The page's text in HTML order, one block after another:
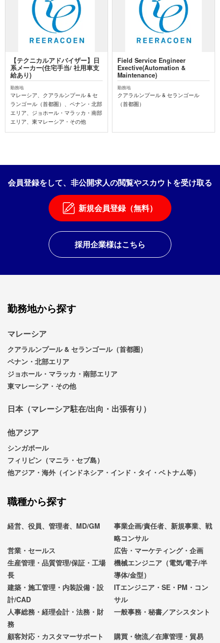
【テクニカルアドバイザー】日
系メーカー(住宅手当/ 社用車支
給あり)
勤務地
マレーシア、クアラルンプール & セ
ランゴール（首都圏）、ペナン・北部
エリア、ジョホール・マラッカ・南部
エリア、東マレーシア・その他
Field Service Engineer
Exective(Automation &
Maintenance)
勤務地
クアラルンプール & セランゴール
（首都圏）
会員登録をして、非公開求人の閲覧やスカウトを受け取る
新規会員登録（無料）
採用企業様はこちら
勤務地から探す
マレーシア
クアラルンプール & セランゴール（首都圏）
ペナン・北部エリア
ジョホール・マラッカ・南部エリア
東マレーシア・その他
日本（マレーシア駐在/出向・出張有り）
他アジア
シンガポール
フィリピン（マニラ・セブ島）
他アジア・海外（インドネシア・インド・タイ・ベトナム等）
職種から探す
経営、役員、管理者、MD/GM
事業企画/責任者、新規事業、戦
略コンサル
営業・セールス
広告・マーケティング・企画
生産管理・品質管理/保証・工場
長
機械エンジニア（電気/電子/半
導体/金型）
建築・施工管理・内装設備・設
計/CAD
ITエンジニア・SE・PM・コン
サル
人事総務・経理会計・法務・財
務
一般事務・秘書／アシスタント
顧客対応・カスタマーサポート
購買・物流／在庫管理・貿易